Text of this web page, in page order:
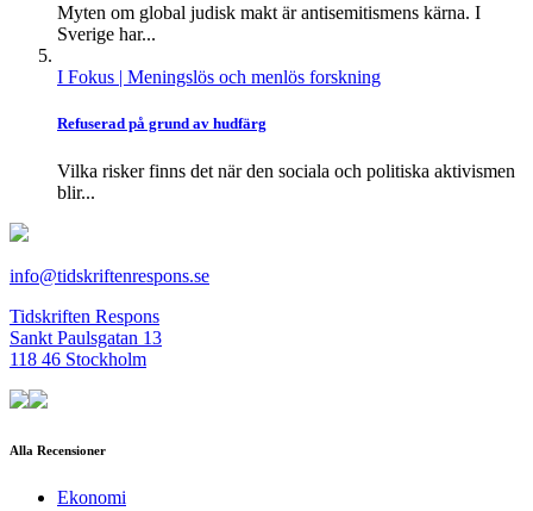
Myten om global judisk makt är antisemitismens kärna. I
Sverige har...
I Fokus | Meningslös och menlös forskning
Refuserad på grund av hudfärg
Vilka risker finns det när den sociala och politiska aktivismen
blir...
info@tidskriftenrespons.se
Tidskriften Respons
Sankt Paulsgatan 13
118 46 Stockholm
Alla Recensioner
Ekonomi